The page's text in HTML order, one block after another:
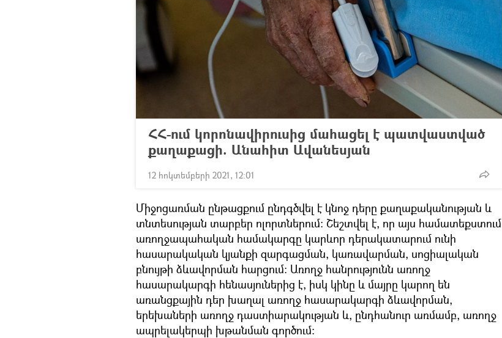
ՀՀ-ում կորոնավիրուսից մահացել է պատվաստված
քաղաքացի. Անահիտ Ավանեսյան
12 հոկտեմբերի 2021, 12:01
Միջոցառման ընթացքում ընդգծվել է կնոջ դերը քաղաքականության և
տնտեսության տարբեր ոլորտներում: Շեշտվել է, որ այս համատեքստում
առողջապահական համակարգը կարևոր դերակատարում ունի
հասարակական կյանքի զարգացման, կառավարման, սոցիալական
բնույթի ձևավորման հարցում: Առողջ հանրությունն առողջ
հասարակարգի հենասյուներից է, իսկ կինը և մայրը կարող են
առանցքային դեր խաղալ առողջ հասարակարգի ձևավորման,
երեխաների առողջ դաստիարակության և, ընդհանուր առմամբ, առողջ
ապրելակերպի խթանման գործում: